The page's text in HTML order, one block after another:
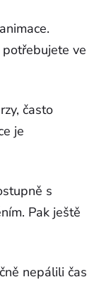
ve
často
je
s
Pak ještě
nepálili čas